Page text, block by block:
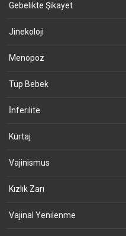
Gebelikte Şikayet
Jinekoloji
Menopoz
Tüp Bebek
İnferilite
Kürtaj
Vajinismus
Kızlık Zarı
Vajinal Yenilenme